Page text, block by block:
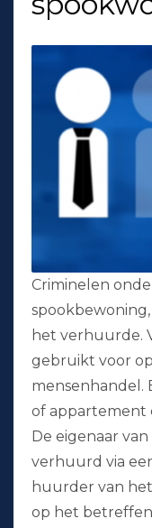
Criminelen
het verhuurde.
gebruikt voor
mensenhandel.
of appartement
De eigenaar
verhuurd via
huurder van
op het